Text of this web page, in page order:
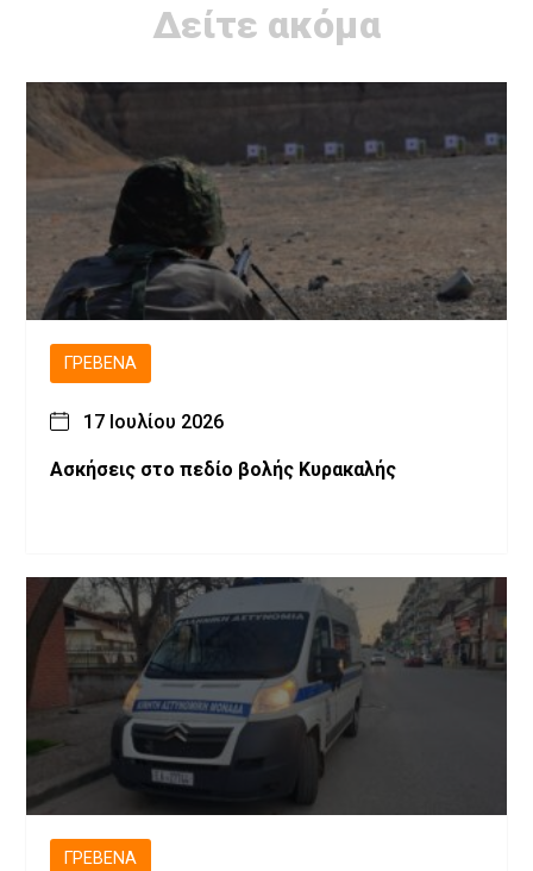
Δείτε ακόμα
ΓΡΕΒΕΝΆ
17 Ιουλίου 2026
Ασκήσεις στο πεδίο βολής Κυρακαλής
ΓΡΕΒΕΝΆ